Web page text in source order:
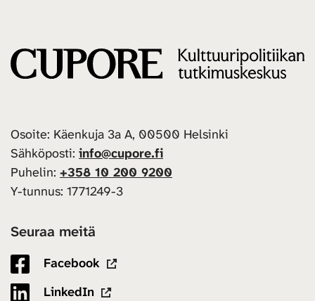
Osoite: Käenkuja 3a A, 00500 Helsinki
Sähköposti: info@cupore.fi
Puhelin: +358 10 200 9200
Y-tunnus: 1771249-3
Seuraa meitä
Facebook
LinkedIn